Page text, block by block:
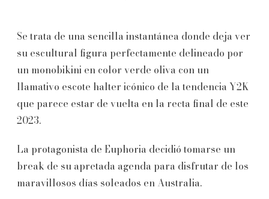
Se trata de una sencilla instantánea donde deja ver
su escultural figura perfectamente delineado por
un monobikini en color verde oliva con un
llamativo escote halter icónico de la tendencia Y2K
que parece estar de vuelta en la recta final de este
2023.
La protagonista de Euphoria decidió tomarse un
break de su apretada agenda para disfrutar de los
maravillosos días soleados en Australia.